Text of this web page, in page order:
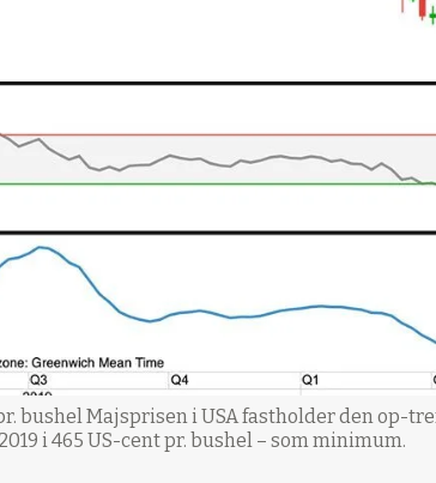
bushel Majsprisen i USA fastholder den op-
i 465 US-cent pr. bushel – som minimum.